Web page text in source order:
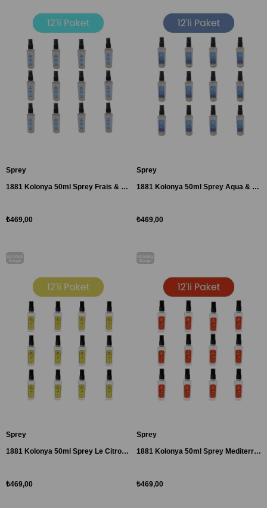
Sprey
1881 Kolonya 50ml Sprey Frais & Refrehing-Yeni Tasarım 12'li Paket
₺469,00
Sprey
1881 Kolonya 50ml Sprey Aqua & Les Hommes-Yeni Tasarım 12'li Paket
₺469,00
Sprey
1881 Kolonya 50ml Sprey Le Citron Lemon 12'li Paket
₺469,00
Ücretsiz
Kargo
Sprey
1881 Kolonya 50ml Sprey Mediterranee & Mandarine 12'li Paket
₺469,00
Ücretsiz
Kargo